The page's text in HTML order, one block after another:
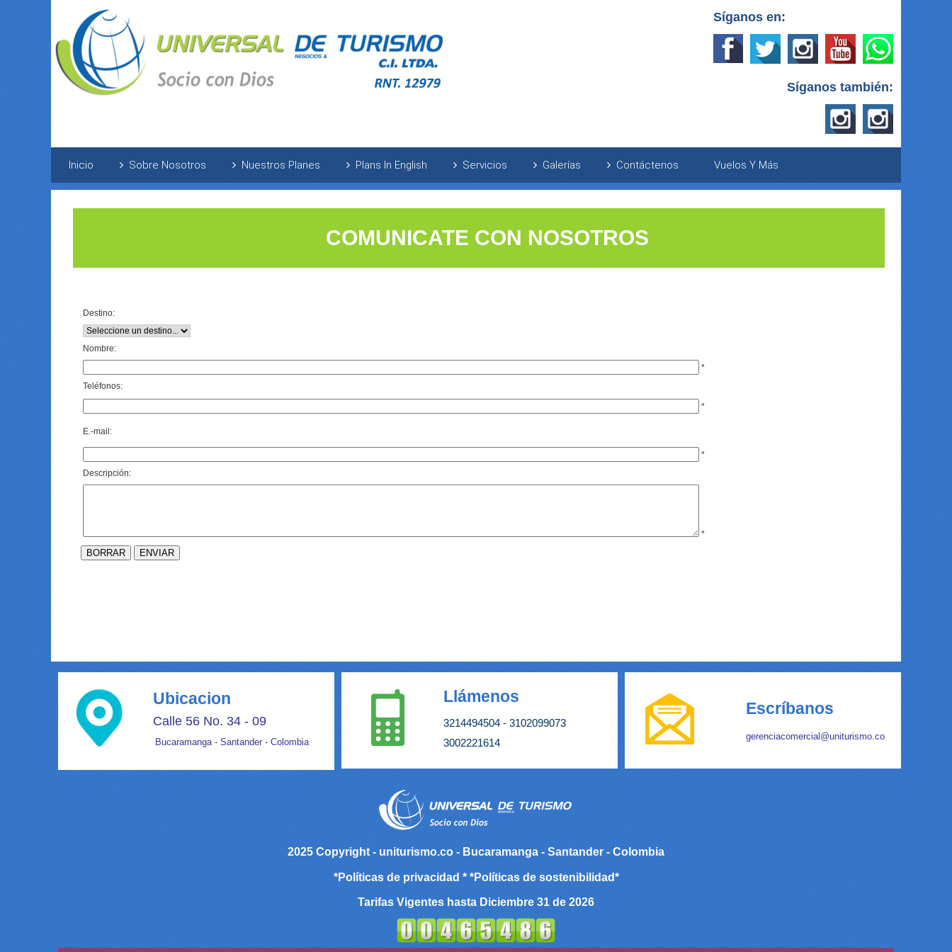
Síganos en:
Síganos también:
Inicio Sobre Nosotros Nuestros Planes Plans In English Servicios Galerías Contáctenos Vuelos Y Más
COMUNICATE CON NOSOTROS
Ubicacion
Calle 56 No. 34 - 09
Bucaramanga - Santander - Colombia
Llámenos
3214494504 - 3102099073
3002221614
Escríbanos
gerenciacomercial @uniturismo.co
2025 Copyright - uniturismo.co - Bucaramanga - Santander - Colombia
*Políticas de privacidad * *Políticas de sostenibilidad*
Tarifas Vigentes hasta Diciembre 31 de 2026